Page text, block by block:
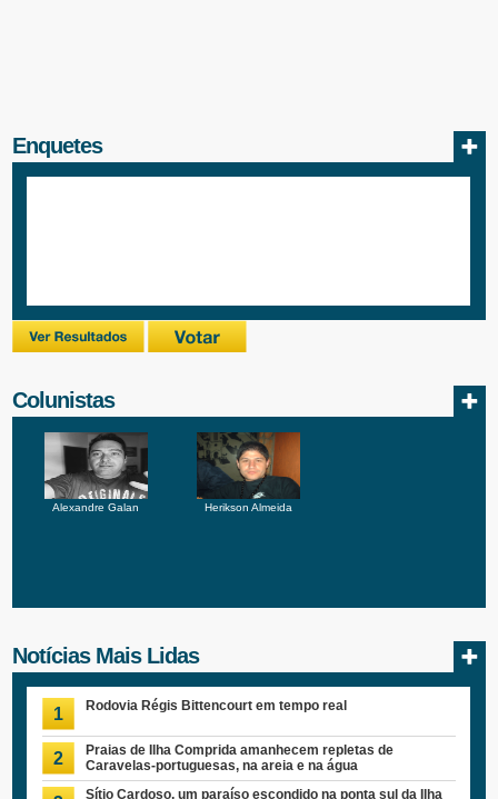
Enquetes
Colunistas
Alexandre Galan Herikson Almeida
Notícias Mais Lidas
1 Rodovia Régis Bittencourt em tempo real
2
Praias de Ilha Comprida amanhecem repletas de
Caravelas-portuguesas, na areia e na água
Sítio Cardoso, um paraíso escondido na ponta sul da Ilha